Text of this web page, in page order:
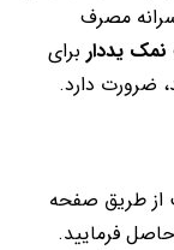
مصرف
نمک یددار برای
ضرورت دارد.
از طریق صفحه
فرمایید.